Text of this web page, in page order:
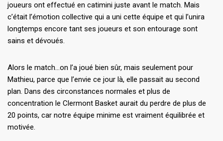
joueurs ont effectué en catimini juste avant le match. Mais
c’était l’émotion collective qui a uni cette équipe et qui l’unira
longtemps encore tant ses joueurs et son entourage sont
sains et dévoués.
Alors le match…on l’a joué bien sûr, mais seulement pour
Mathieu, parce que l’envie ce jour là, elle passait au second
plan. Dans des circonstances normales et plus de
concentration le Clermont Basket aurait du perdre de plus de
20 points, car notre équipe minime est vraiment équilibrée et
motivée.